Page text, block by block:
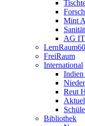
Mint
AG
LernRaum60
FreiRaum
International
Reut
Bibliothek